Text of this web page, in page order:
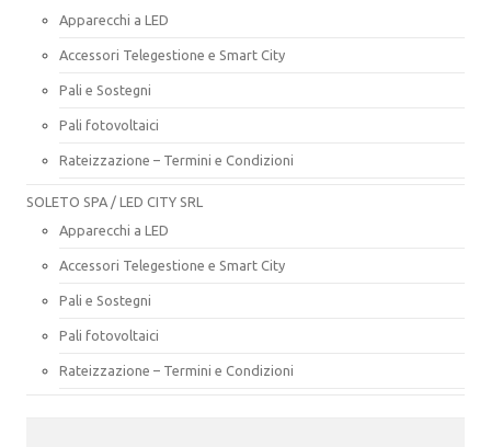
Apparecchi a LED
Accessori Telegestione e Smart City
Pali e Sostegni
Pali fotovoltaici
Rateizzazione – Termini e Condizioni
SOLETO SPA / LED CITY SRL
Apparecchi a LED
Accessori Telegestione e Smart City
Pali e Sostegni
Pali fotovoltaici
Rateizzazione – Termini e Condizioni